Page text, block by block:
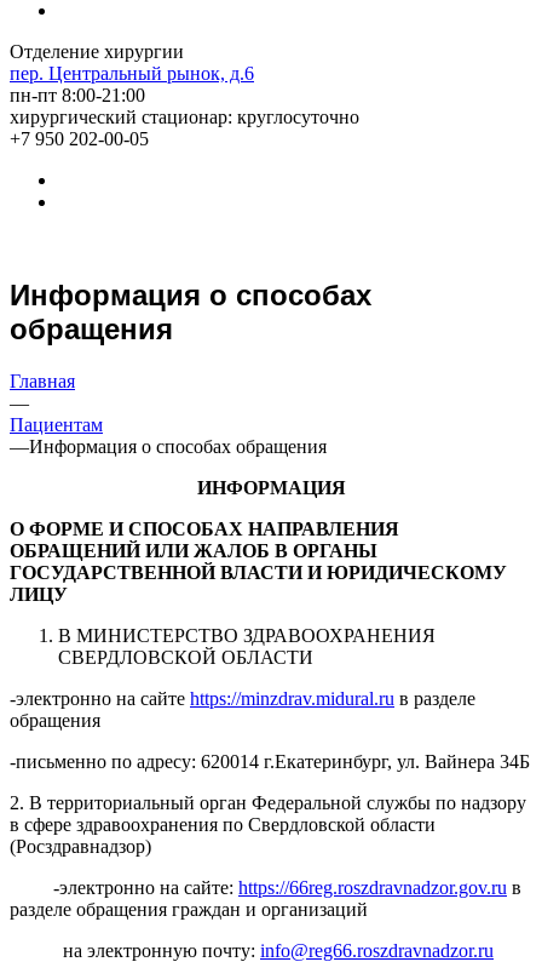
Отделение хирургии
пер. Центральный рынок, д.6
пн-пт 8:00-21:00
хирургический стационар: круглосуточно
+7 950 202-00-05
Информация о способах
обращения
Главная
—
Пациентам
—Информация о способах обращения
ИНФОРМАЦИЯ
О ФОРМЕ И СПОСОБАХ НАПРАВЛЕНИЯ
ОБРАЩЕНИЙ ИЛИ ЖАЛОБ В ОРГАНЫ
ГОСУДАРСТВЕННОЙ ВЛАСТИ И ЮРИДИЧЕСКОМУ
ЛИЦУ
В МИНИСТЕРСТВО ЗДРАВООХРАНЕНИЯ
СВЕРДЛОВСКОЙ ОБЛАСТИ
-электронно на сайте https://minzdrav.midural.ru в разделе
обращения
-письменно по адресу: 620014 г.Екатеринбург, ул. Вайнера 34Б
2. В территориальный орган Федеральной службы по надзору
в сфере здравоохранения по Свердловской области
(Росздравнадзор)
-электронно на сайте: https://66reg.roszdravnadzor.gov.ru в
разделе обращения граждан и организаций
на электронную почту: info@reg66.roszdravnadzor.ru